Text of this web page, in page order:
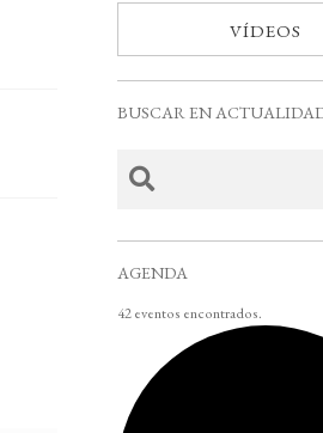
VÍDEOS
BUSCAR EN
AGENDA
42 eventos encontrados.